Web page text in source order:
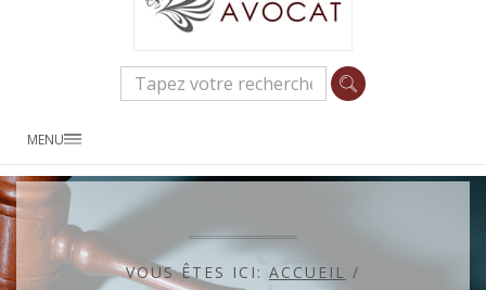
MENU
VOUS ÊTES ICI: ACCUEIL /